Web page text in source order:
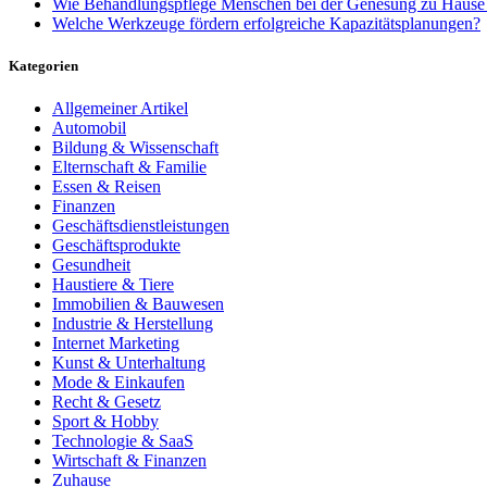
Wie Behandlungspflege Menschen bei der Genesung zu
Welche Werkzeuge fördern erfolgreiche Kapazitätsplanungen?
Kategorien
Allgemeiner Artikel
Automobil
Bildung & Wissenschaft
Elternschaft & Familie
Essen & Reisen
Finanzen
Geschäftsdienstleistungen
Geschäftsprodukte
Gesundheit
Haustiere & Tiere
Immobilien & Bauwesen
Industrie & Herstellung
Internet Marketing
Kunst & Unterhaltung
Mode & Einkaufen
Recht & Gesetz
Sport & Hobby
Technologie & SaaS
Wirtschaft & Finanzen
Zuhause